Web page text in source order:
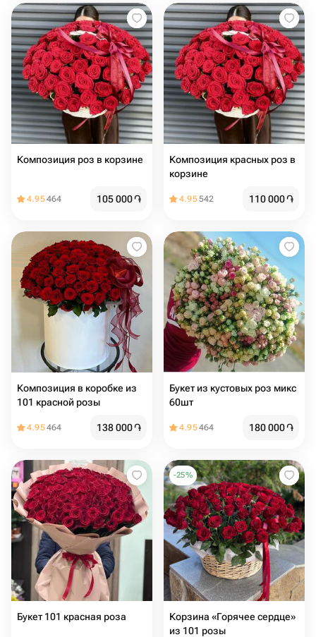
Композиция роз в корзине
4.95464 105 000֏
Композиция красных роз в
корзине
4.95542 110 000֏
Композиция в коробке из
101 красной розы
4.95464 138 000֏
Букет из кустовых роз микс
60шт
4.95464 180 000֏
Букет 101 красная роза
-25%
Корзина «Горячее сердце»
из 101 розы